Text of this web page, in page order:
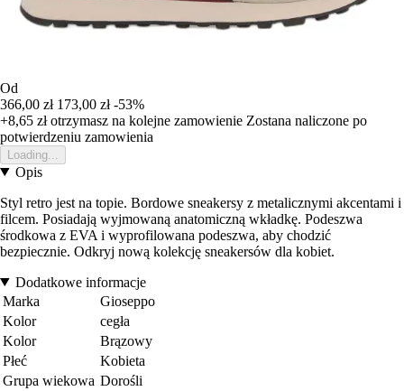
Od
366,00 zł 173,00 zł -53%
+8,65 złotrzymasz na kolejne zamowienie Zostana naliczone po
potwierdzeniu zamowienia
Loading...
Opis
Styl retro jest na topie. Bordowe sneakersy z metalicznymi akcentami i
filcem. Posiadają wyjmowaną anatomiczną wkładkę. Podeszwa
środkowa z EVA i wyprofilowana podeszwa, aby chodzić
bezpiecznie. Odkryj nową kolekcję sneakersów dla kobiet.
Dodatkowe informacje
Marka
Gioseppo
Kolor
cegła
Kolor
Brązowy
Płeć
Kobieta
Grupa wiekowa Dorośli